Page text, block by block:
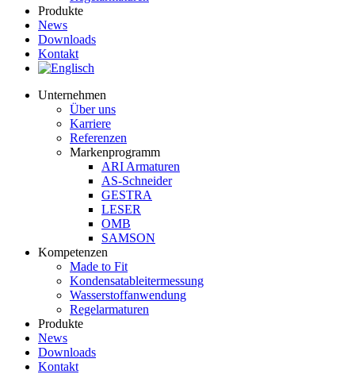
Produkte
News
Downloads
Kontakt
Unternehmen
Über uns
Karriere
Referenzen
Markenprogramm
ARI Armaturen
AS-Schneider
GESTRA
LESER
OMB
SAMSON
Kompetenzen
Made to Fit
Kondensat­ableiter­messung
Wasserstoff­anwendung
Regel­arma­turen
Produkte
News
Downloads
Kontakt